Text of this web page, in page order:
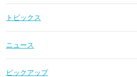
トピックス
ニュース
ピックアップ